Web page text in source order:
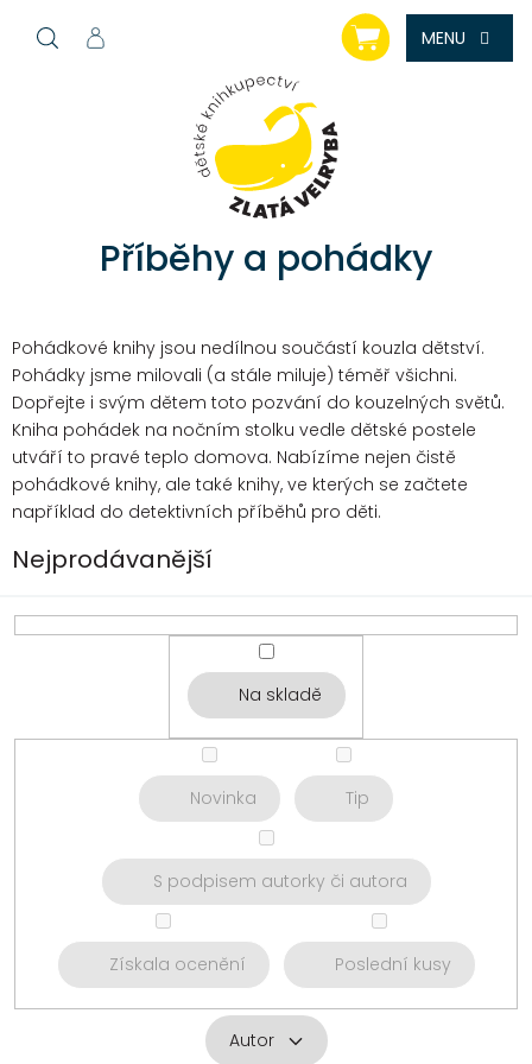
NÁKUPNÍ
KOŠÍK
Příběhy a pohádky
Pohádkové knihy jsou nedílnou součástí kouzla dětství.
Pohádky jsme milovali (a stále miluje) téměř všichni.
Dopřejte i svým dětem toto pozvání do kouzelných světů.
Kniha pohádek na nočním stolku vedle dětské postele
utváří to pravé teplo domova. Nabízíme nejen čistě
pohádkové knihy, ale také knihy, ve kterých se začtete
například do detektivních příběhů pro děti.
Nejprodávanější
Na skladě
Novinka Tip
S podpisem autorky či autora
Získala ocenění Poslední kusy
Autor